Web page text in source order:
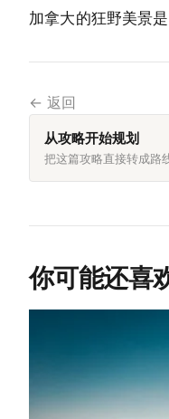
加拿大的狂野美景
← 返回
从攻略开始规划
把这篇攻略直接转成路
你可能还喜